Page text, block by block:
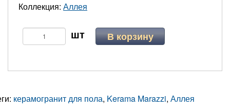
Коллекция: Аллея
В корзину
керамогранит для пола, Kerama Marazzi, Аллея